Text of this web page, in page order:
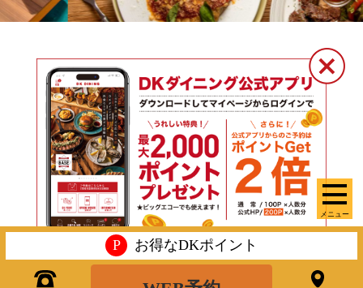
メニュー
P お得なDKポイント